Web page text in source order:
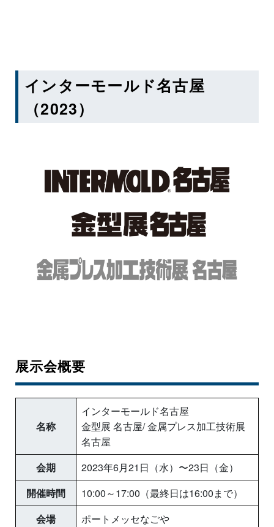
インターモールド名古屋
（2023）
展示会概要
名称
インターモールド名古屋
金型展 名古屋/ 金属プレス加工技術展
名古屋
会期
2023年6月21日（水）〜23日（金）
開催時間
10:00～17:00（最終日は16:00まで）
会場
ポートメッセなごや